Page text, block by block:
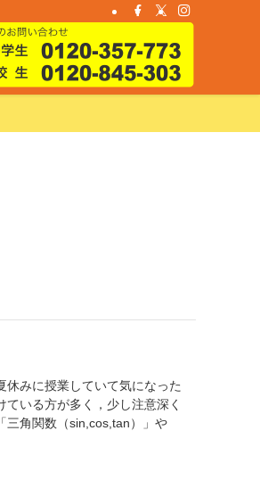
みに授業していて気になった
いる方が多く，少し注意深く
三角関数（sin,cos,tan）」や